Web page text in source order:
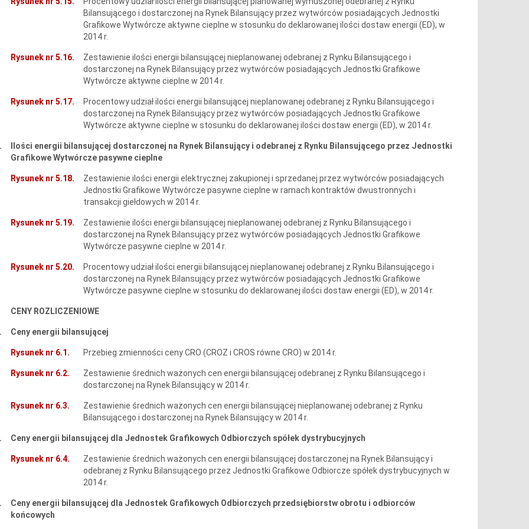
Bilansującego i dostarczonej na Rynek Bilansujący przez wytwórców posiadających Jednostki
Grafikowe Wytwórcze aktywne cieplne w stosunku do deklarowanej ilości dostaw energii (ED), w
2014 r.
Rysunek nr 5.16.
Zestawienie ilości energii bilansującej nieplanowanej odebranej z Rynku Bilansującego i
dostarczonej na Rynek Bilansujący przez wytwórców posiadających Jednostki Grafikowe
Wytwórcze aktywne cieplne w 2014 r.
Rysunek nr 5.17.
Procentowy udział ilości energii bilansującej nieplanowanej odebranej z Rynku Bilansującego i
dostarczonej na Rynek Bilansujący przez wytwórców posiadających Jednostki Grafikowe
Wytwórcze aktywne cieplne w stosunku do deklarowanej ilości dostaw energii (ED), w 2014 r.
Ilości energii bilansującej dostarczonej na Rynek Bilansujący i odebranej z Rynku Bilansującego przez Jednostki
Grafikowe Wytwórcze pasywne cieplne
Rysunek nr 5.18.
Zestawienie ilości energii elektrycznej zakupionej i sprzedanej przez wytwórców posiadających
Jednostki Grafikowe Wytwórcze pasywne cieplne w ramach kontraktów dwustronnych i
transakcji giełdowych w 2014 r.
Rysunek nr 5.19.
Zestawienie ilości energii bilansującej nieplanowanej odebranej z Rynku Bilansującego i
dostarczonej na Rynek Bilansujący przez wytwórców posiadających Jednostki Grafikowe
Wytwórcze pasywne cieplne w 2014 r.
Rysunek nr 5.20.
Procentowy udział ilości energii bilansującej nieplanowanej odebranej z Rynku Bilansującego i
dostarczonej na Rynek Bilansujący przez wytwórców posiadających Jednostki Grafikowe
Wytwórcze pasywne cieplne w stosunku do deklarowanej ilości dostaw energii (ED), w 2014 r.
CENY ROZLICZENIOWE
Ceny energii bilansującej
Rysunek nr 6.1. Przebieg zmienności ceny CRO (CROZ i CROS równe CRO) w 2014 r.
Rysunek nr 6.2.
Zestawienie średnich ważonych cen energii bilansującej odebranej z Rynku Bilansującego i
dostarczonej na Rynek Bilansujący w 2014 r.
Rysunek nr 6.3.
Zestawienie średnich ważonych cen energii bilansującej nieplanowanej odebranej z Rynku
Bilansującego i dostarczonej na Rynek Bilansujący w 2014 r.
Ceny energii bilansującej dla Jednostek Grafikowych Odbiorczych spółek dystrybucyjnych
Rysunek nr 6.4.
Zestawienie średnich ważonych cen energii bilansującej dostarczonej na Rynek Bilansujący i
odebranej z Rynku Bilansującego przez Jednostki Grafikowe Odbiorcze spółek dystrybucyjnych w
2014 r.
Ceny energii bilansującej dla Jednostek Grafikowych Odbiorczych przedsiębiorstw obrotu i odbiorców
końcowych